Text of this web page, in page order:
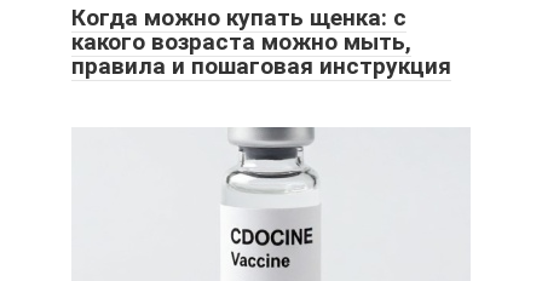
Когда можно купать щенка: с
какого возраста можно мыть,
правила и пошаговая инструкция